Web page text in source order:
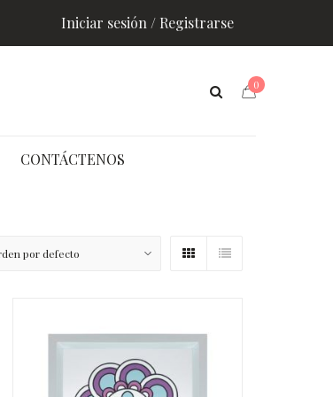
Iniciar sesión / Registrarse
0
CONTÁCTENOS